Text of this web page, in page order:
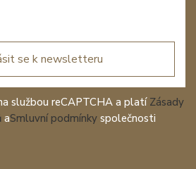
se k newsletteru
službou reCAPTCHA a platí Zásady
aSmluvní podmínky společnosti